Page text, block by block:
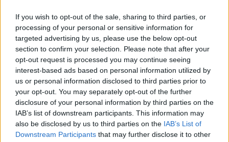
If you wish to opt-out of the sale, sharing to third parties, or
processing of your personal or sensitive information for
targeted advertising by us, please use the below opt-out
section to confirm your selection. Please note that after your
opt-out request is processed you may continue seeing
interest-based ads based on personal information utilized by
us or personal information disclosed to third parties prior to
your opt-out. You may separately opt-out of the further
disclosure of your personal information by third parties on the
IAB’s list of downstream participants. This information may
also be disclosed by us to third parties on the IAB’s List of
Downstream Participants that may further disclose it to other